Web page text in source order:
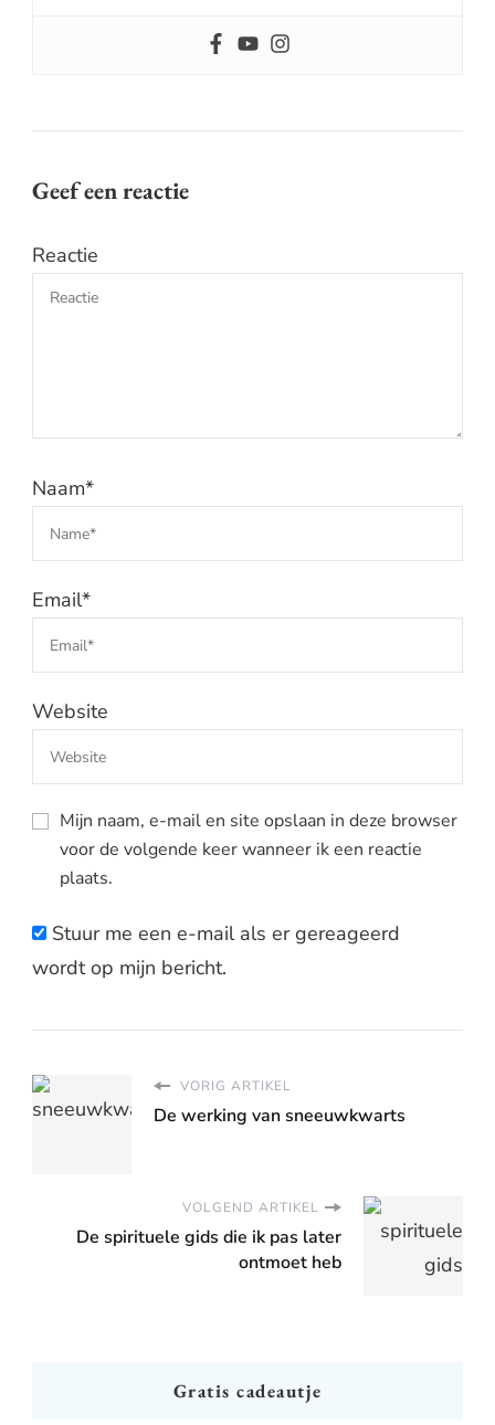
Geef een reactie
Reactie
Naam*
Email*
Website
Mijn naam, e-mail en site opslaan in deze browser
voor de volgende keer wanneer ik een reactie
plaats.
Stuur me een e-mail als er gereageerd
wordt op mijn bericht.
VORIG ARTIKEL
De werking van sneeuwkwarts
VOLGEND ARTIKEL
De spirituele gids die ik pas later
ontmoet heb
Gratis cadeautje